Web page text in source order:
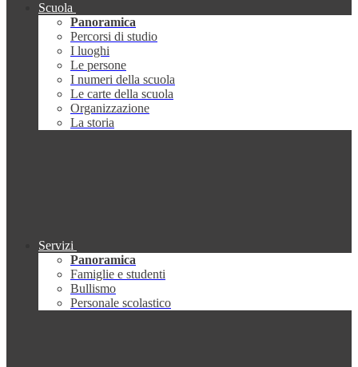
Scuola
Panoramica
Percorsi di studio
I luoghi
Le persone
I numeri della scuola
Le carte della scuola
Organizzazione
La storia
Servizi
Panoramica
Famiglie e studenti
Bullismo
Personale scolastico